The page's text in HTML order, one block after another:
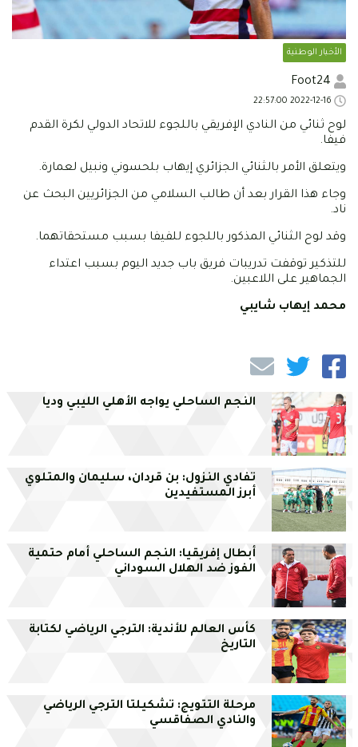
الأخبار الوطنية
لوح ثنائي من النادي الإفريقي باللجوء للاتحاد الدولي لكرة القدم
فيفا.
ويتعلق الأمر بالثنائي الجزائري إيهاب بلحسوني ونبيل لعمارة.
وجاء هذا القرار بعد أن طالب السلامي من الجزائريين البحث عن
ناد.
وقد لوح الثنائي المذكور باللجوء للفيفا بسبب مستحقاتهما.
للتذكير توقفت تدريبات فريق باب جديد اليوم بسبب اعتداء
الجماهير على اللاعبين.
محمد إيهاب شايبي
النجم الساحلي يواجه الأهلي الليبي وديا
تفادي النزول: بن قردان، سليمان والمتلوي
أبرز المستفيدين
أبطال إفريقيا: النجم الساحلي أمام حتمية
الفوز ضد الهلال السوداني
كأس العالم للأندية: الترجي الرياضي لكتابة
التاريخ
مرحلة التتويج: تشكيلتا الترجي الرياضي
والنادي الصفاقسي